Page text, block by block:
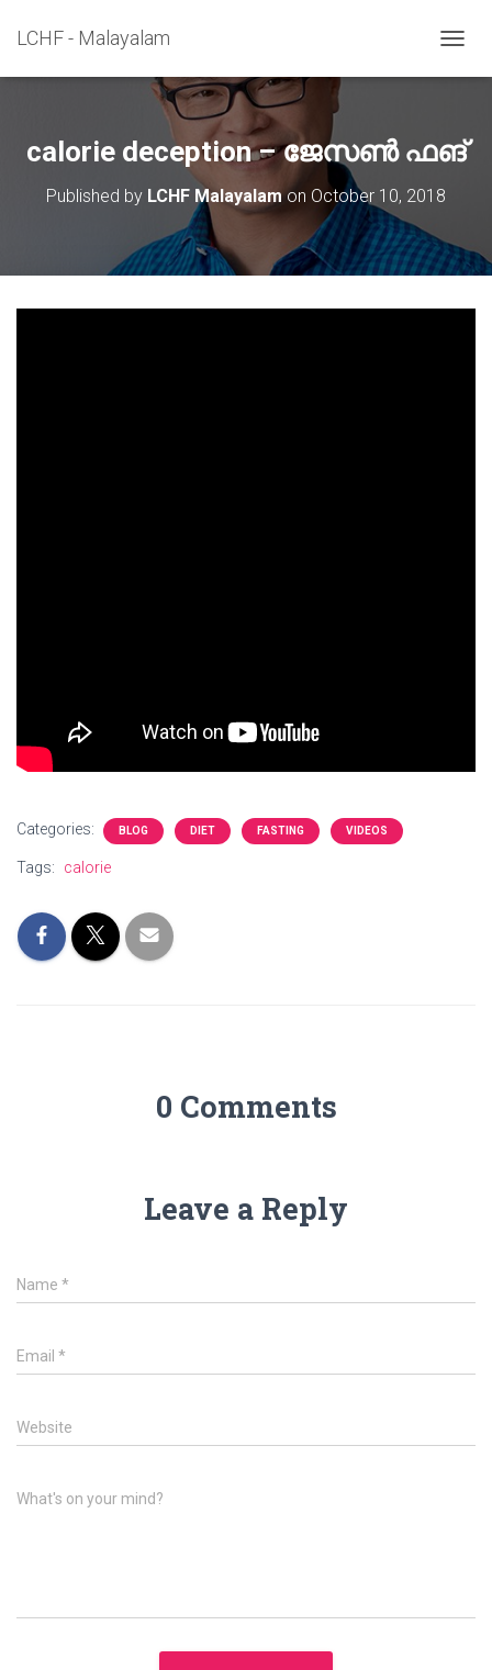
LCHF - Malayalam
calorie deception – ജേസൺ ഫങ്
Published by LCHF Malayalamon October 10, 2018
Categories: BLOG DIET FASTING VIDEOS
Tags: calorie
0 Comments
Leave a Reply
Name *
Email *
Website
What's on your mind?